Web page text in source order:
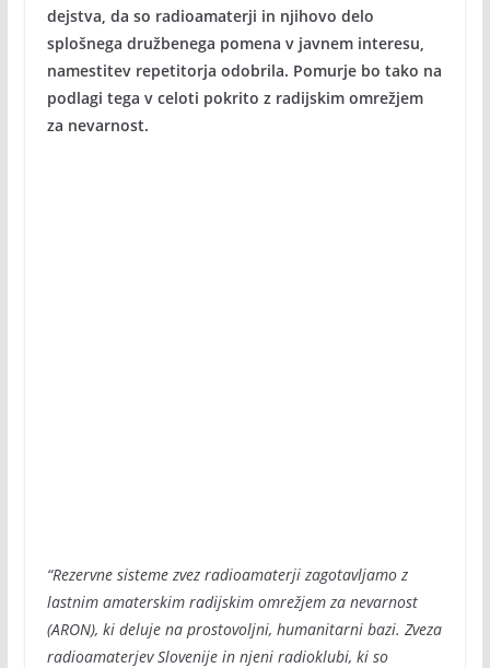
dejstva, da so radioamaterji in njihovo delo
splošnega družbenega pomena v javnem interesu,
namestitev repetitorja odobrila. Pomurje bo tako na
podlagi tega v celoti pokrito z radijskim omrežjem
za nevarnost.
“Rezervne sisteme zvez radioamaterji zagotavljamo z
lastnim amaterskim radijskim omrežjem za nevarnost
(ARON), ki deluje na prostovoljni, humanitarni bazi. Zveza
radioamaterjev Slovenije in njeni radioklubi, ki so